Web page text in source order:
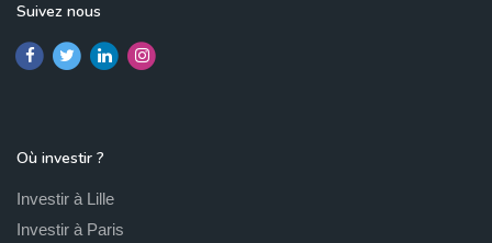
Suivez nous
Où investir ?
Investir à Lille
Investir à Paris